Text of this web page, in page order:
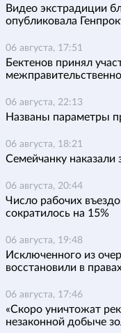
Видео экстрадиции
опубликовала
06 августа, 17:51
Бектенов принял
06 августа, 22:13
Названы параметры
06 августа, 18:21
Семейчанку наказали
06 августа, 20:44
Число рабочих
сократилось на 15%
06 августа, 19:48
Исключенного из
восстановили в
06 августа, 17:46
«Скоро уничтожат
незаконной добыче